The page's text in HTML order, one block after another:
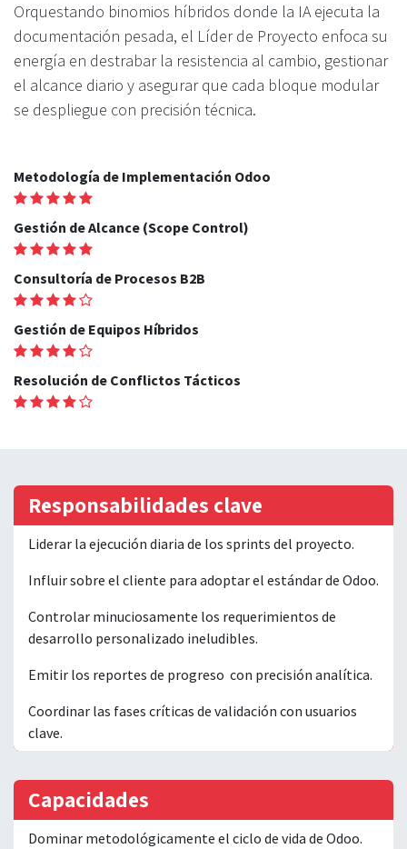
Orquestando binomios híbridos donde la IA ejecuta la
documentación pesada, el Líder de Proyecto enfoca su
energía en destrabar la resistencia al cambio, gestionar
el alcance diario y asegurar que cada bloque modular
se despliegue con precisión técnica.
Metodología de Implementación Odoo
Gestión de Alcance (Scope Control)
Consultoría de Procesos B2B
Gestión de Equipos Híbridos
Resolución de Conflictos Tácticos
Responsabilidades clave
Liderar la ejecución diaria de los sprints del proyecto.
Influir sobre el cliente para adoptar el estándar de Odoo.
Controlar minuciosamente los requerimientos de
desarrollo personalizado ineludibles.
Emitir los reportes de progreso con precisión analítica.
Coordinar las fases críticas de validación con usuarios
clave.
Capacidades
Dominar metodológicamente el ciclo de vida de Odoo.